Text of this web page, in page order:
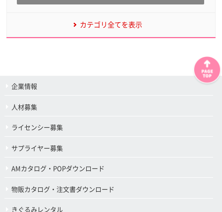
カテゴリ全てを表示
企業情報
人材募集
ライセンシー募集
サプライヤー募集
AMカタログ・POPダウンロード
物販カタログ・注文書ダウンロード
きぐるみレンタル